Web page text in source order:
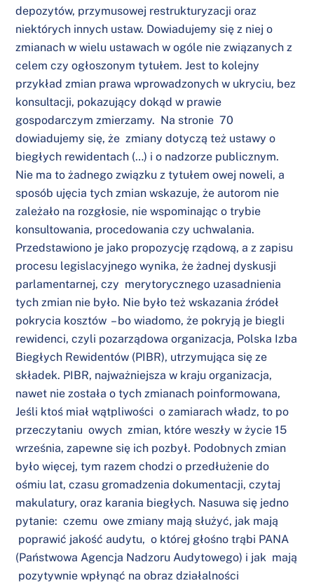
depozytów, przymusowej restrukturyzacji oraz
niektórych innych ustaw. Dowiadujemy się z niej o
zmianach w wielu ustawach w ogóle nie związanych z
celem czy ogłoszonym tytułem. Jest to kolejny
przykład zmian prawa wprowadzonych w ukryciu, bez
konsultacji, pokazujący dokąd w prawie
gospodarczym zmierzamy. Na stronie 70
dowiadujemy się, że zmiany dotyczą też ustawy o
biegłych rewidentach (…) i o nadzorze publicznym.
Nie ma to żadnego związku z tytułem owej noweli, a
sposób ujęcia tych zmian wskazuje, że autorom nie
zależało na rozgłosie, nie wspominając o trybie
konsultowania, procedowania czy uchwalania.
Przedstawiono je jako propozycję rządową, a z zapisu
procesu legislacyjnego wynika, że żadnej dyskusji
parlamentarnej, czy merytorycznego uzasadnienia
tych zmian nie było. Nie było też wskazania źródeł
pokrycia kosztów – bo wiadomo, że pokryją je biegli
rewidenci, czyli pozarządowa organizacja, Polska Izba
Biegłych Rewidentów (PIBR), utrzymująca się ze
składek. PIBR, najważniejsza w kraju organizacja,
nawet nie została o tych zmianach poinformowana,
Jeśli ktoś miał wątpliwości o zamiarach władz, to po
przeczytaniu owych zmian, które weszły w życie 15
września, zapewne się ich pozbył. Podobnych zmian
było więcej, tym razem chodzi o przedłużenie do
ośmiu lat, czasu gromadzenia dokumentacji, czytaj
makulatury, oraz karania biegłych. Nasuwa się jedno
pytanie: czemu owe zmiany mają służyć, jak mają
poprawić jakość audytu, o której głośno trąbi PANA
(Państwowa Agencja Nadzoru Audytowego) i jak mają
pozytywnie wpłynąć na obraz działalności